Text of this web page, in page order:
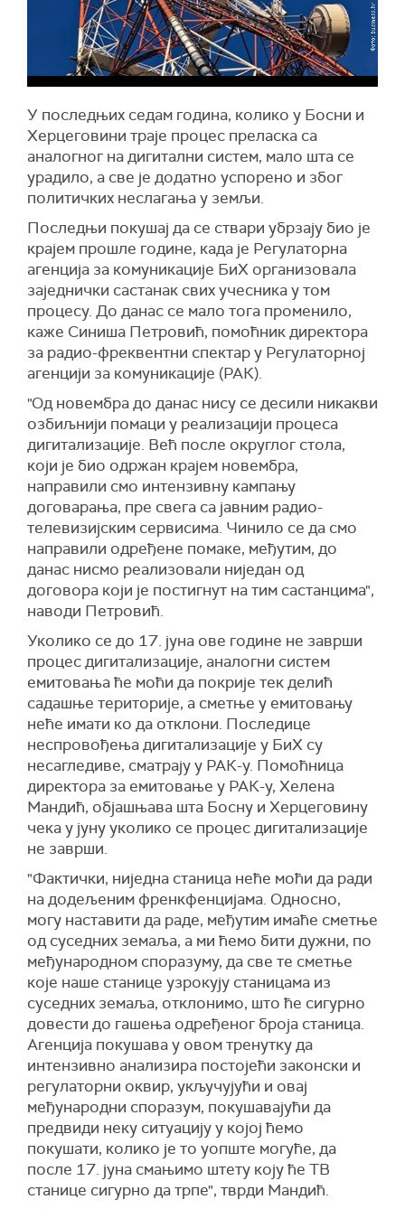
У последњих седам година, колико у Босни и
Херцеговини траје процес преласка са
аналогног на дигитални систем, мало шта се
урадило, а све је додатно успорено и због
политичких неслагања у земљи.
Последњи покушај да се ствари убрзају био је
крајем прошле године, када је Регулаторна
агенција за комуникације БиХ организовала
заједнички састанак свих учесника у том
процесу. До данас се мало тога променило,
каже Синиша Петровић, помоћник директора
за радио-фреквентни спектар у Регулаторној
агенцији за комуникације (РАК).
"Од новембра до данас нису се десили никакви
озбиљнији помаци у реализацији процеса
дигитализације. Већ после округлог стола,
који је био одржан крајем новембра,
направили смо интензивну кампању
договарања, пре свега са јавним радио-
телевизијским сервисима. Чинило се да смо
направили одређене помаке, међутим, до
данас нисмо реализовали ниједан од
договора који је постигнут на тим састанцима",
наводи Петровић.
Уколико се до 17. јуна ове године не заврши
процес дигитализације, аналогни систем
емитовања ће моћи да покрије тек делић
садашње територије, а сметње у емитовању
неће имати ко да отклони. Последице
неспровођења дигитализације у БиХ су
несагледиве, сматрају у РАК-у. Помоћница
директора за емитовање у РАК-у, Хелена
Мандић, објашњава шта Босну и Херцеговину
чека у јуну уколико се процес дигитализације
не заврши.
"Фактички, ниједна станица неће моћи да ради
на додељеним френкфенцијама. Односно,
могу наставити да раде, међутим имаће сметње
од суседних земаља, а ми ћемо бити дужни, по
међународном споразуму, да све те сметње
које наше станице узрокују станицама из
суседних земаља, отклонимо, што ће сигурно
довести до гашења одређеног броја станица.
Агенција покушава у овом тренутку да
интензивно анализира постојећи законски и
регулаторни оквир, укључујући и овај
међународни споразум, покушавајући да
предвиди неку ситуацију у којој ћемо
покушати, колико је то уопште могуће, да
после 17. јуна смањимо штету коју ће ТВ
станице сигурно да трпе", тврди Мандић.